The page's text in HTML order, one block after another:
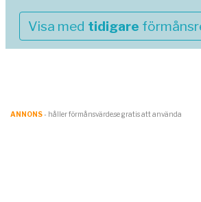
Visa med tidigare
ANNONS- håller förmånsvärde.se gratis att använda